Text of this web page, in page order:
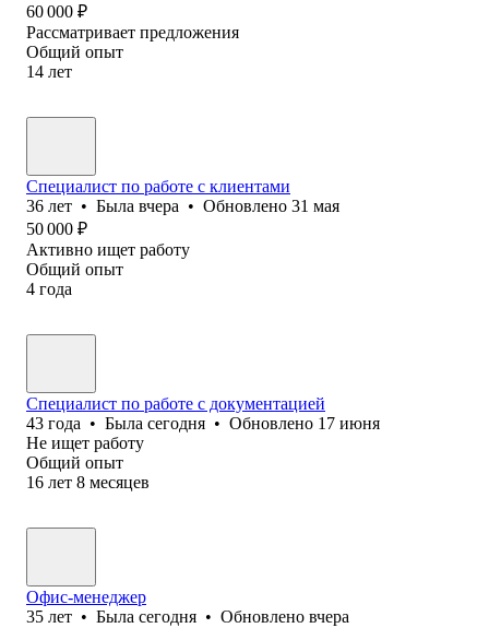
60 000 ₽
Рассматривает предложения
Общий опыт
14 лет
Специалист по работе с клиентами
36 лет • Была вчера • Обновлено 31 мая
50 000 ₽
Активно ищет работу
Общий опыт
4 года
Специалист по работе с документацией
43 года • Была сегодня • Обновлено 17 июня
Не ищет работу
Общий опыт
16 лет 8 месяцев
Офис-менеджер
35 лет • Была сегодня • Обновлено вчера